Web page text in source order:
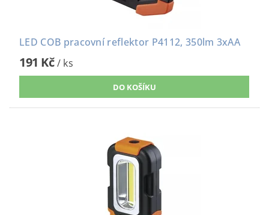
LED COB pracovní reflektor P4112, 350lm 3xAA
191 Kč/ ks